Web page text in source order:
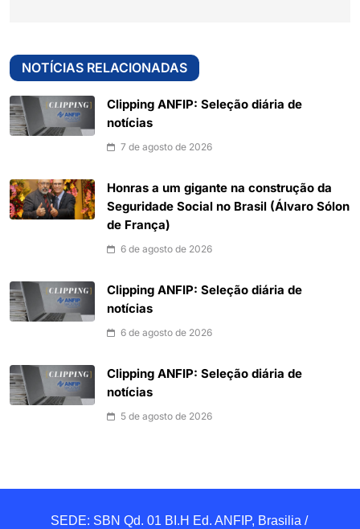
NOTÍCIAS RELACIONADAS
Clipping ANFIP: Seleção diária de
notícias
7 de agosto de 2026
Honras a um gigante na construção da
Seguridade Social no Brasil (Álvaro Sólon
de França)
6 de agosto de 2026
Clipping ANFIP: Seleção diária de
notícias
6 de agosto de 2026
Clipping ANFIP: Seleção diária de
notícias
5 de agosto de 2026
SEDE: SBN Qd. 01 BI.H Ed. ANFIP, Brasilia /